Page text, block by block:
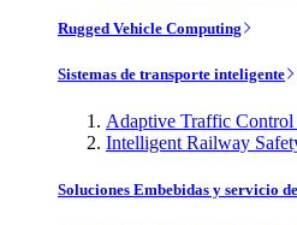
Rugged Vehicle Computing
Sistemas de transporte inteligente
Adaptive Traffic Control
Intelligent Railway
Soluciones Embebidas y servicio